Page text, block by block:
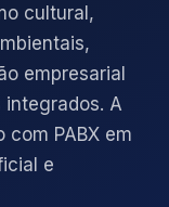
cultural,
empresarial
A
PABX em
e